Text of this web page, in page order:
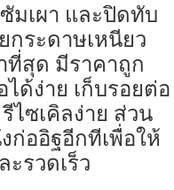
มเผา และปิดทับ
ระดาษเหนียว
ที่สุด มีราคาถูก
ด้ง่าย เก็บรอยต่อ
ไซเคิลง่าย ส่วน
ออิฐอีกทีเพื่อให้
ะรวดเร็ว